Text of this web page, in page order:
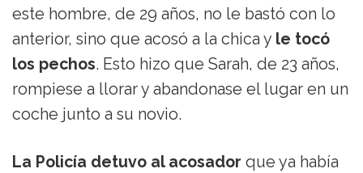
este hombre, de 29 años, no le bastó con lo
anterior, sino que acosó a la chica y le tocó
los pechos. Esto hizo que Sarah, de 23 años,
rompiese a llorar y abandonase el lugar en un
coche junto a su novio.
La Policía detuvo al acosador que ya había